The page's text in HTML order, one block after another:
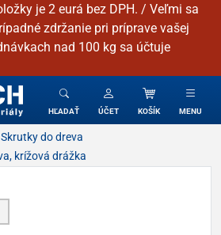
je 2 eurá bez DPH. / Veľmi sa
zdržanie pri príprave vašej
nad 100 kg sa účtuje
HĽADAŤ ÚČET KOŠÍK MENU
Skrutky do dreva
krížová drážka